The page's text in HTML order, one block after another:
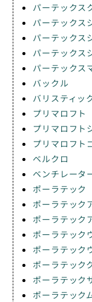
パーテックス
パーテックス
パーテックス
パーテックス
パーテックス
バックル
バリスティッ
プリマロフト
プリマロフト
プリマロフト
ベルクロ
ベンチレータ
ポーラテック
ポーラテック
ポーラテック
ポーラテック
ポーラテック
ポーラテック
ポーラテック
ポーラテック